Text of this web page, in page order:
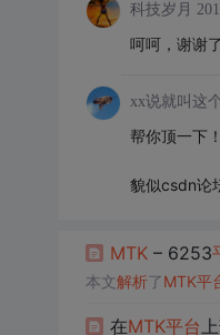
科技岁月
呵呵，谢谢
xx说就叫这
帮你顶一下！
貌似csdn论
MTK– 6253
本文解析了MTK平
在MTK平台